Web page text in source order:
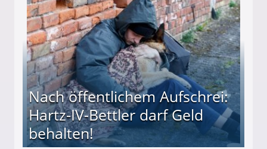
Nach öffentlichem Aufschrei:
Hartz-IV-Bettler darf Geld
behalten!